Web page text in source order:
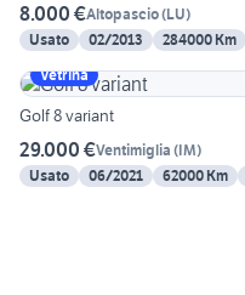
8.000 €Altopascio(LU)
Usato
02/2013 284000 Km
Vetrina
Golf 8 variant
29.000 €Ventimiglia (IM)
Usato
06/2021 62000 Km